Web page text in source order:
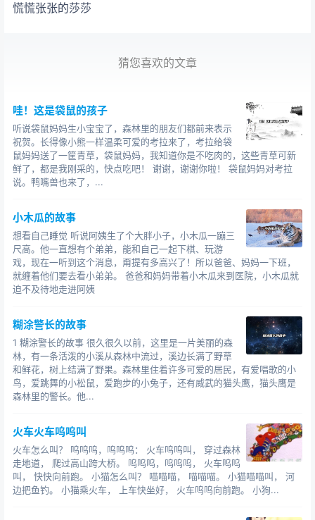
慌慌张张的莎莎
猜您喜欢的文章
哇！这是袋鼠的孩子
听说袋鼠妈妈生小宝宝了，森林里的朋友们都前来表示
祝贺。长得像小熊一样温柔可爱的考拉来了，考拉给袋
鼠妈妈送了一筐青草，袋鼠妈妈，我知道你是不吃肉的，这些青草可新
鲜了，都是我刚采的，快点吃吧！ 谢谢，谢谢你啦！ 袋鼠妈妈对考拉
说。鸭嘴兽也来了，...
小木瓜的故事
想看自己睡觉 听说阿姨生了个大胖小子，小木瓜一蹦三
尺高。他一直想有个弟弟，能和自己一起下棋、玩游
戏，现在一听到这个消息，甭提有多高兴了！所以爸爸、妈妈一下班，
就缠着他们要去看小弟弟。 爸爸和妈妈带着小木瓜来到医院，小木瓜就
迫不及待地走进阿姨
糊涂警长的故事
1 糊涂警长的故事 很久很久以前，这里是一片美丽的森
林，有一条活泼的小溪从森林中流过，溪边长满了野草
和鲜花，树上结满了野果。森林里住着许多可爱的居民，有爱唱歌的小
鸟，爱跳舞的小松鼠，爱跑步的小兔子，还有威武的猫头鹰，猫头鹰是
森林里的警长。他...
火车火车呜呜叫
火车怎么叫？ 呜呜呜，呜呜呜： 火车呜呜叫， 穿过森林
走地道， 爬过高山跨大桥。 呜呜呜，呜呜呜， 火车呜呜
叫， 快快向前跑。 小猫怎么叫？ 喵喵喵， 喵喵喵。 小猫喵喵叫， 河
边把鱼钓。 小猫乘火车， 上车快坐好， 火车呜呜向前跑。 小狗...